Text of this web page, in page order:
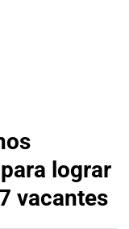
lograr
vacantes